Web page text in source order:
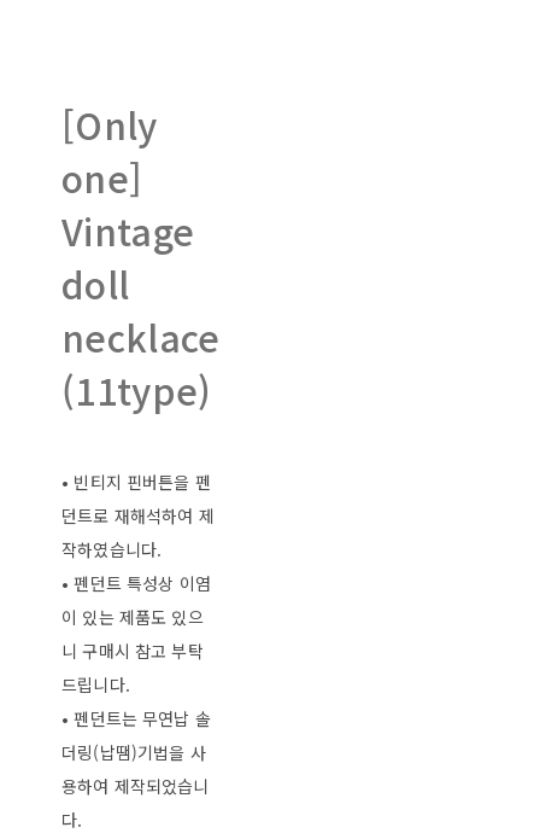
[Only
one]
Vintage
doll
necklace
(11type)
• 빈티지 핀버튼을 펜
던트로 재해석하여 제
작하였습니다.
• 펜던트 특성상 이염
이 있는 제품도 있으
니 구매시 참고 부탁
드립니다.
• 펜던트는 무연납 솔
더링(납땜)기법을 사
용하여 제작되었습니
다.